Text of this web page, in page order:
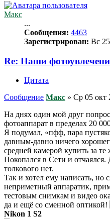
Макс
...
Сообщения: 4463
Зарегистрирован: Вс
Re: Наши
Цитата
Сообщение Макс » Ср 05 окт
На днях один мой друг
фотоаппарат в пределах 20
Я подумал, «пфф, пара
давным-давно ничего
средней камерой купить за те
Покопался в Сети и
толкового нет.
Так и хотел ему написать, но
неприметный аппаратик,
тестовым снимкам и видео
да и ещё со сменной оптикой!
Nikon 1 S2